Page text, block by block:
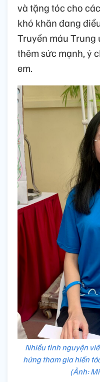
và tặng tóc cho
khó khăn đang
Truyền máu
thêm sức mạnh, ý
em.
Nhiều tình nguyện
hứng tham gia hiến
(Ảnh: